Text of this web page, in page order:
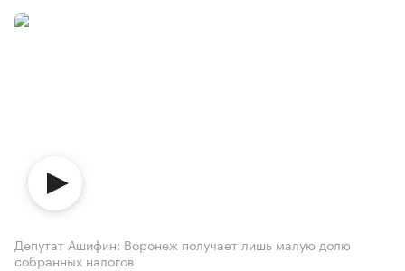
Депутат Ашифин: Воронеж получает лишь малую долю
собранных налогов